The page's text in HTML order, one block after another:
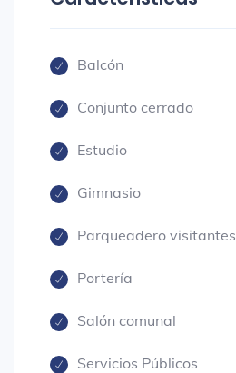
Balcón
Conjunto cerrado
Estudio
Gimnasio
Parqueadero visitantes
Portería
Salón comunal
Servicios Públicos